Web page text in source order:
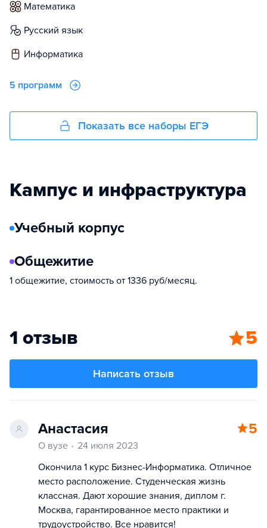
математика
русский язык
информатика
5 программ
Показать все наборы ЕГЭ
Кампус и инфраструктура
Учебный корпус
Общежитие
1 общежитие, стоимость от 1336 руб/месяц.
1 отзыв 5
Написать отзыв
Анастасия 5
О вузе
24 июля 2023
Окончила 1 курс Бизнес-Информатика. Отличное
место расположение. Студенческая жизнь
классная. Дают хорошие знания, диплом г.
Москва, гарантированное место практики и
трудоустройство. Все нравится!